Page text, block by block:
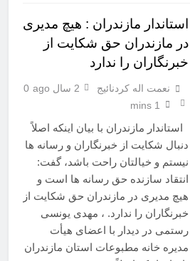
استاندار مازندران : هیچ مدیری
در مازندران حق شکایت از
خبرنگاران را ندارد
نعمت اله کردنائیج 2 سال ago
0
1 mins
استاندار مازندران با بیان اینکه اصلاً
دنبال شکایت از خبرنگاران و رسانه ها
نیستم و خیالتان راحت باشد، گفت:
انتقاد سازنده حق رسانه ها است و
هیچ مدیری در مازندران حق شکایت از
خبرنگاران را ندارد. ، مهدی یونسی
رستمی در دیدار با اعضای هیأت
مدیره خانه مطبوعات استان مازندران